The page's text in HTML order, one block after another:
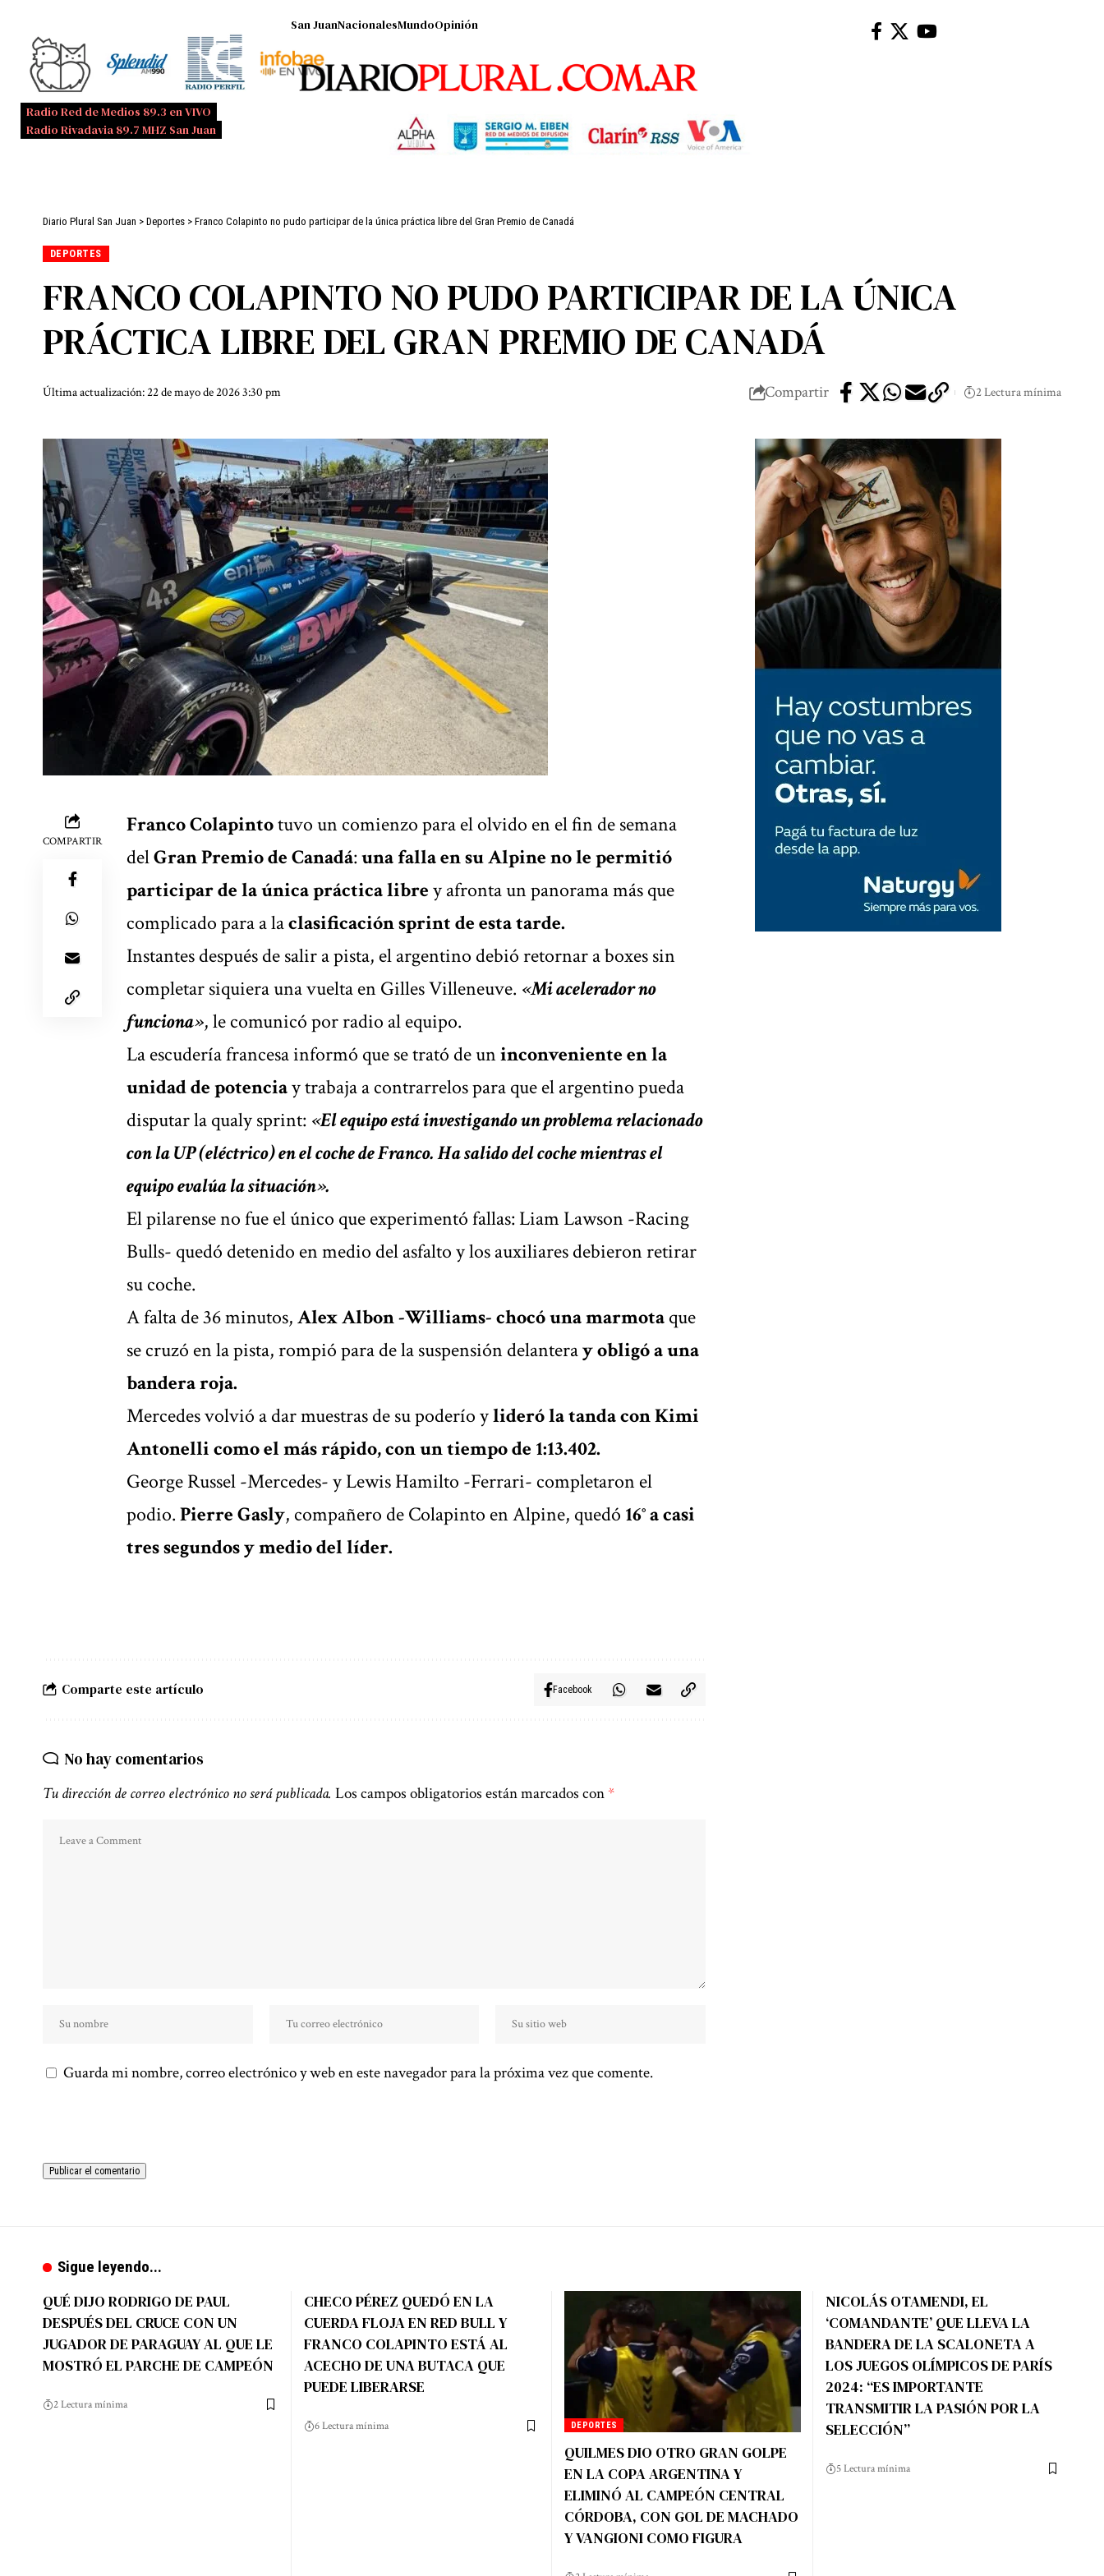
Radio Red de Medios 89.3 en VIVO
Radio Rivadavia 89.7 MHZ San Juan
San JuanNacionalesMundoOpinión
Diario Plural San Juan > Deportes > Franco Colapinto no pudo participar de la única práctica libre del Gran Premio de Canadá
DEPORTES
FRANCO COLAPINTO NO PUDO PARTICIPAR DE LA ÚNICA
PRÁCTICA LIBRE DEL GRAN PREMIO DE CANADÁ
Última actualización: 22 de mayo de 2026 3:30 pm Compartir 2 Lectura mínima
COMPARTIR
Franco Colapintotuvo un comienzo para el olvido en el fin de semana
delGran Premio de Canadá:una falla en su Alpine no le permitió
participar de la única práctica librey afronta un panorama más que
complicado para a laclasificación sprint de esta tarde.
Instantes después de salir a pista, el argentino debió retornar a boxes sin
completar siquiera una vuelta en Gilles Villeneuve. «Mi acelerador no
funciona», le comunicó por radio al equipo.
La escudería francesa informó que se trató de uninconveniente en la
unidad de potenciay trabaja a contrarrelos para que el argentino pueda
disputar la qualy sprint: «El equipo está investigando un problema relacionado
con la UP (eléctrico) en el coche de Franco. Ha salido del coche mientras el
equipo evalúa la situación».
El pilarense no fue el único que experimentó fallas: Liam Lawson -Racing
Bulls- quedó detenido en medio del asfalto y los auxiliares debieron retirar
su coche.
A falta de 36 minutos,Alex Albon -Williams- chocó una marmotaque
se cruzó en la pista, rompió para de la suspensión delanteray obligó a una
bandera roja.
Mercedes volvió a dar muestras de su poderío ylideró la tanda con Kimi
Antonelli como el más rápido, con un tiempo de 1:13.402.
George Russel -Mercedes- y Lewis Hamilto -Ferrari- completaron el
podio.Pierre Gasly, compañero de Colapinto en Alpine, quedó 16° a casi
tres segundos y medio del líder.
Comparte este artículo Facebook
No hay comentarios
Tu dirección de correo electrónico no será publicada. Los campos obligatorios están marcados con*
Guarda mi nombre, correo electrónico y web en este navegador para la próxima vez que comente.
Sigue leyendo...
QUÉ DIJO RODRIGO DE PAUL
DESPUÉS DEL CRUCE CON UN
JUGADOR DE PARAGUAY AL QUE LE
MOSTRÓ EL PARCHE DE CAMPEÓN
2 Lectura mínima
CHECO PÉREZ QUEDÓ EN LA
CUERDA FLOJA EN RED BULL Y
FRANCO COLAPINTO ESTÁ AL
ACECHO DE UNA BUTACA QUE
PUEDE LIBERARSE
6 Lectura mínima DEPORTES
QUILMES DIO OTRO GRAN GOLPE
EN LA COPA ARGENTINA Y
ELIMINÓ AL CAMPEÓN CENTRAL
CÓRDOBA, CON GOL DE MACHADO
Y VANGIONI COMO FIGURA
NICOLÁS OTAMENDI, EL
‘COMANDANTE’ QUE LLEVA LA
BANDERA DE LA SCALONETA A
LOS JUEGOS OLÍMPICOS DE PARÍS
2024: “ES IMPORTANTE
TRANSMITIR LA PASIÓN POR LA
SELECCIÓN”
5 Lectura mínima